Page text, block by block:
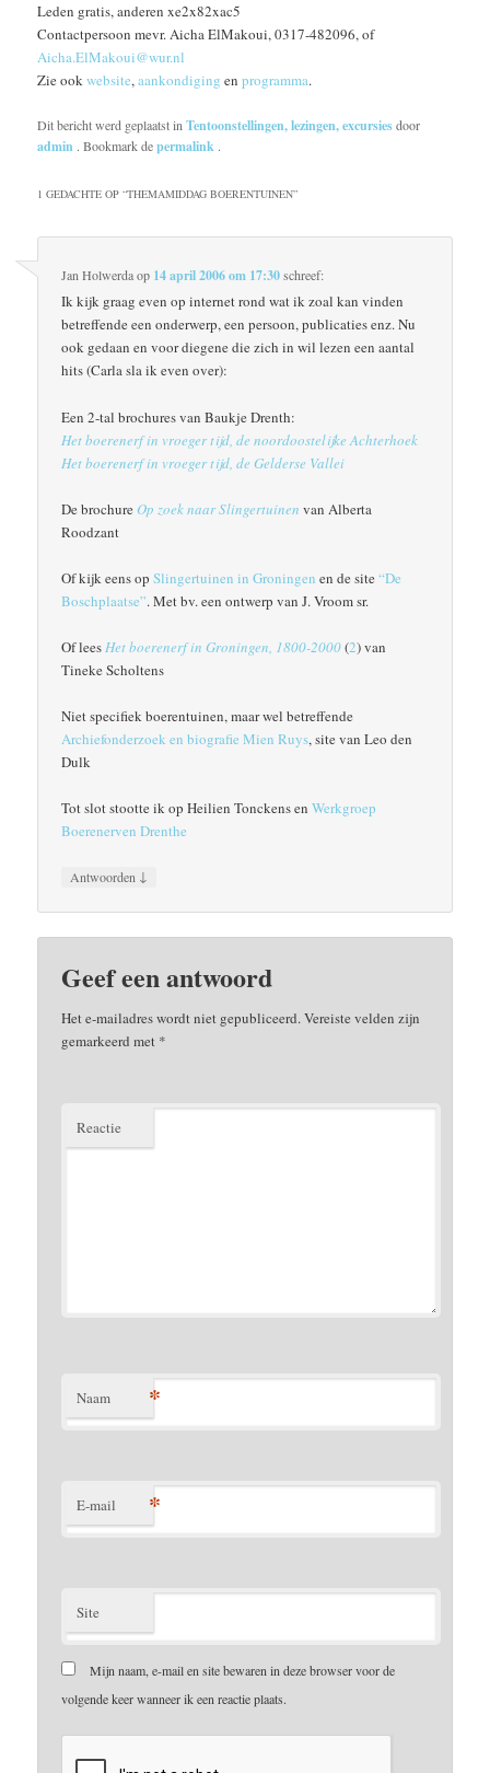
Leden gratis, anderen xe2x82xac5
Contactpersoon mevr. Aicha ElMakoui, 0317-482096, of
Aicha.ElMakoui@wur.nl
Zie ookwebsite,aankondiging enprogramma.
Dit bericht werd geplaatst inTentoonstellingen, lezingen, excursiesdoor
admin . Bookmark depermalink .
1 GEDACHTE OP “THEMAMIDDAG BOERENTUINEN”
Jan Holwerdaop 14 april 2006 om 17:30schreef:
Ik kijk graag even op internet rond wat ik zoal kan vinden
betreffende een onderwerp, een persoon, publicaties enz. Nu
ook gedaan en voor diegene die zich in wil lezen een aantal
hits (Carla sla ik even over):
Een 2-tal brochures van Baukje Drenth:
Het boerenerf in vroeger tijd, de noordoostelijke Achterhoek
Het boerenerf in vroeger tijd, de Gelderse Vallei
De brochureOp zoek naar Slingertuinen van Alberta
Roodzant
Of kijk eens opSlingertuinen in Groningen en de site“De
Boschplaatse”. Met bv. een ontwerp van J. Vroom sr.
Of leesHet boerenerf in Groningen, 1800-2000(2) van
Tineke Scholtens
Niet specifiek boerentuinen, maar wel betreffende
Archiefonderzoek en biografie Mien Ruys, site van Leo den
Dulk
Tot slot stootte ik op Heilien Tonckens enWerkgroep
Boerenerven Drenthe
Antwoorden ↓
Geef een antwoord
Het e-mailadres wordt niet gepubliceerd.Vereiste velden zijn
gemarkeerd met *
Reactie
Naam *
E-mail *
Site
Mijn naam, e-mail en site bewaren in deze browser voor de
volgende keer wanneer ik een reactie plaats.